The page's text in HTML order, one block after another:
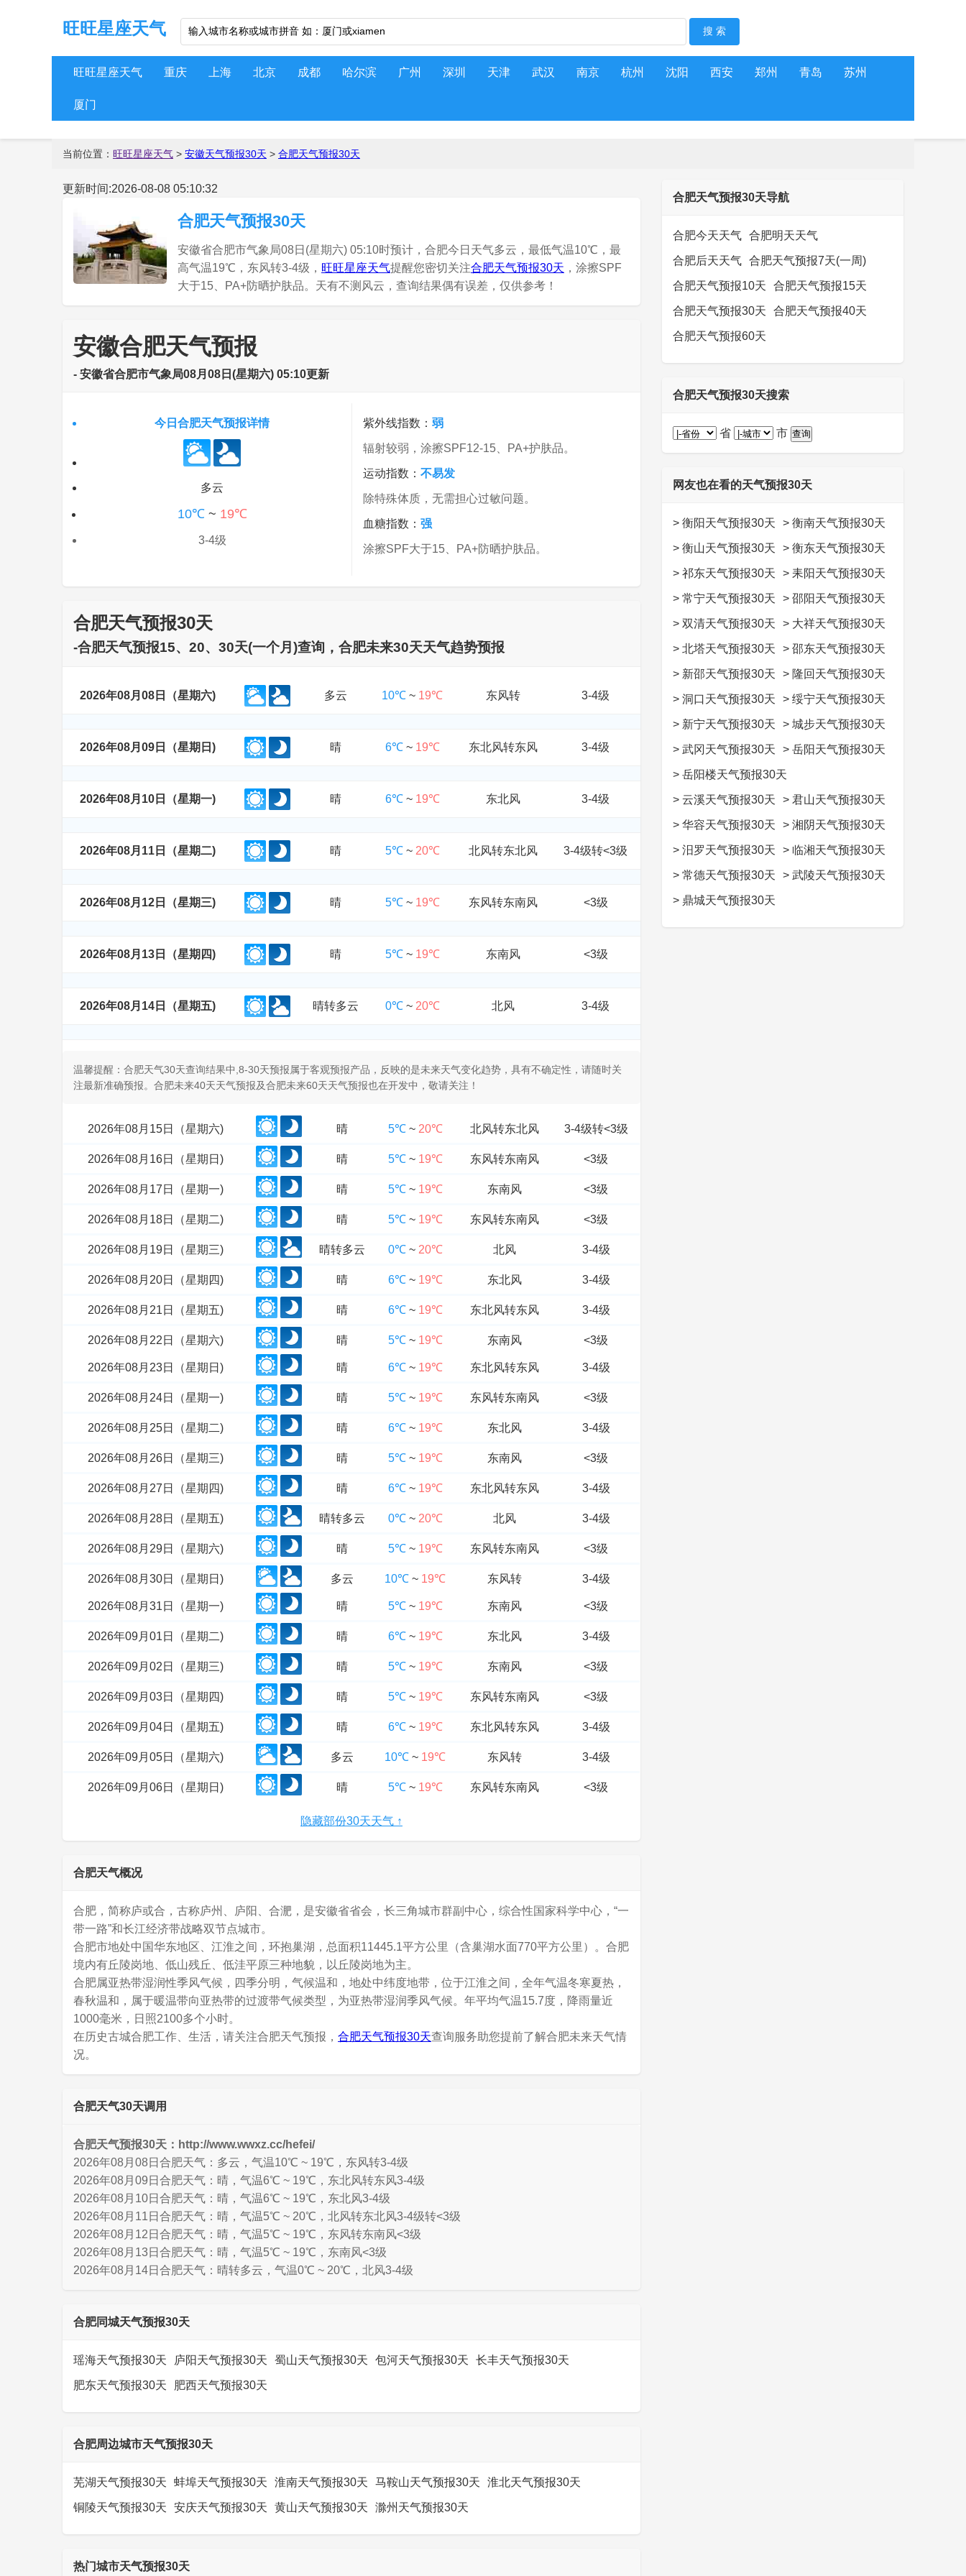
旺旺星座天气
旺旺星座天气 重庆 上海 北京 成都 哈尔滨 广州 深圳 天津 武汉 南京 杭州 沈阳 西安 郑州 青岛 苏州
厦门
当前位置： 旺旺星座天气 > 安徽天气预报30天 > 合肥天气预报30天
更新时间:2026-08-08 05:10:32
合肥天气预报30天
安徽省合肥市气象局08日(星期六) 05:10时预计，合肥今日天气多云，最低气温10℃，最
高气温19℃，东风转3-4级， 旺旺星座天气提醒您密切关注合肥天气预报30天 ，涂擦SPF
大于15、PA+防晒护肤品。天有不测风云，查询结果偶有误差，仅供参考！
安徽合肥天气预报
- 安徽省合肥市气象局08月08日(星期六) 05:10更新
今日合肥天气预报详情
多云
10℃~ 19℃
3-4级
紫外线指数： 弱
辐射较弱，涂擦SPF12-15、PA+护肤品。
运动指数： 不易发
除特殊体质，无需担心过敏问题。
血糖指数： 强
涂擦SPF大于15、PA+防晒护肤品。
合肥天气预报30天
-合肥天气预报15、20、30天(一个月)查询，合肥未来30天天气趋势预报
2026年08月08日（星期六) 多云 10℃ ~ 19℃ 东风转 3-4级
2026年08月09日（星期日) 晴 6℃~ 19℃ 东北风转东风 3-4级
2026年08月10日（星期一) 晴 6℃~ 19℃ 东北风 3-4级
2026年08月11日（星期二) 晴 5℃~ 20℃ 北风转东北风 3-4级转<3级
2026年08月12日（星期三) 晴 5℃~ 19℃ 东风转东南风 <3级
2026年08月13日（星期四) 晴 5℃~ 19℃ 东南风 <3级
2026年08月14日（星期五) 晴转多云 0℃~ 20℃ 北风 3-4级
温馨提醒：合肥天气30天查询结果中,8-30天预报属于客观预报产品，反映的是未来天气变化趋势，具有不确定性，请随时关
注最新准确预报。合肥未来40天天气预报及合肥未来60天天气预报也在开发中，敬请关注！
2026年08月15日（星期六) 晴 5℃~ 20℃ 北风转东北风 3-4级转<3级
2026年08月16日（星期日) 晴 5℃~ 19℃ 东风转东南风 <3级
2026年08月17日（星期一) 晴 5℃~ 19℃ 东南风 <3级
2026年08月18日（星期二) 晴 5℃~ 19℃ 东风转东南风 <3级
2026年08月19日（星期三) 晴转多云 0℃~ 20℃ 北风 3-4级
2026年08月20日（星期四) 晴 6℃~ 19℃ 东北风 3-4级
2026年08月21日（星期五) 晴 6℃~ 19℃ 东北风转东风 3-4级
2026年08月22日（星期六) 晴 5℃~ 19℃ 东南风 <3级
2026年08月23日（星期日) 晴 6℃~ 19℃ 东北风转东风 3-4级
2026年08月24日（星期一) 晴 5℃~ 19℃ 东风转东南风 <3级
2026年08月25日（星期二) 晴 6℃~ 19℃ 东北风 3-4级
2026年08月26日（星期三) 晴 5℃~ 19℃ 东南风 <3级
2026年08月27日（星期四) 晴 6℃~ 19℃ 东北风转东风 3-4级
2026年08月28日（星期五) 晴转多云 0℃~ 20℃ 北风 3-4级
2026年08月29日（星期六) 晴 5℃~ 19℃ 东风转东南风 <3级
2026年08月30日（星期日) 多云 10℃ ~ 19℃ 东风转 3-4级
2026年08月31日（星期一) 晴 5℃~ 19℃ 东南风 <3级
2026年09月01日（星期二) 晴 6℃~ 19℃ 东北风 3-4级
2026年09月02日（星期三) 晴 5℃~ 19℃ 东南风 <3级
2026年09月03日（星期四) 晴 5℃~ 19℃ 东风转东南风 <3级
2026年09月04日（星期五) 晴 6℃~ 19℃ 东北风转东风 3-4级
2026年09月05日（星期六) 多云 10℃ ~ 19℃ 东风转 3-4级
2026年09月06日（星期日) 晴 5℃~ 19℃ 东风转东南风 <3级
隐藏部份30天天气 ↑
合肥天气概况
合肥，简称庐或合，古称庐州、庐阳、合淝，是安徽省省会，长三角城市群副中心，综合性国家科学中心，“一
带一路”和长江经济带战略双节点城市。
合肥市地处中国华东地区、江淮之间，环抱巢湖，总面积11445.1平方公里（含巢湖水面770平方公里）。合肥
境内有丘陵岗地、低山残丘、低洼平原三种地貌，以丘陵岗地为主。
合肥属亚热带湿润性季风气候，四季分明，气候温和，地处中纬度地带，位于江淮之间，全年气温冬寒夏热，
春秋温和，属于暖温带向亚热带的过渡带气候类型，为亚热带湿润季风气候。年平均气温15.7度，降雨量近
1000毫米，日照2100多个小时。
在历史古城合肥工作、生活，请关注合肥天气预报， 合肥天气预报30天查询服务助您提前了解合肥未来天气情
况。
合肥天气30天调用
合肥天气预报30天：http://www.wwxz.cc/hefei/
2026年08月08日合肥天气：多云，气温10℃ ~ 19℃，东风转3-4级
2026年08月09日合肥天气：晴，气温6℃ ~ 19℃，东北风转东风3-4级
2026年08月10日合肥天气：晴，气温6℃ ~ 19℃，东北风3-4级
2026年08月11日合肥天气：晴，气温5℃ ~ 20℃，北风转东北风3-4级转<3级
2026年08月12日合肥天气：晴，气温5℃ ~ 19℃，东风转东南风<3级
2026年08月13日合肥天气：晴，气温5℃ ~ 19℃，东南风<3级
2026年08月14日合肥天气：晴转多云，气温0℃ ~ 20℃，北风3-4级
合肥同城天气预报30天
瑶海天气预报30天 庐阳天气预报30天 蜀山天气预报30天 包河天气预报30天 长丰天气预报30天
肥东天气预报30天 肥西天气预报30天
合肥周边城市天气预报30天
芜湖天气预报30天 蚌埠天气预报30天 淮南天气预报30天 马鞍山天气预报30天 淮北天气预报30天
铜陵天气预报30天 安庆天气预报30天 黄山天气预报30天 滁州天气预报30天
热门城市天气预报30天
合肥天气预报30天导航
合肥今天天气 合肥明天天气
合肥后天天气 合肥天气预报7天(一周)
合肥天气预报10天 合肥天气预报15天
合肥天气预报30天 合肥天气预报40天
合肥天气预报60天
合肥天气预报30天搜索
省 市
网友也在看的天气预报30天
> 衡阳天气预报30天 > 衡南天气预报30天
> 衡山天气预报30天 > 衡东天气预报30天
> 祁东天气预报30天 > 耒阳天气预报30天
> 常宁天气预报30天 > 邵阳天气预报30天
> 双清天气预报30天 > 大祥天气预报30天
> 北塔天气预报30天 > 邵东天气预报30天
> 新邵天气预报30天 > 隆回天气预报30天
> 洞口天气预报30天 > 绥宁天气预报30天
> 新宁天气预报30天 > 城步天气预报30天
> 武冈天气预报30天 > 岳阳天气预报30天
> 岳阳楼天气预报30天
> 云溪天气预报30天 > 君山天气预报30天
> 华容天气预报30天 > 湘阴天气预报30天
> 汨罗天气预报30天 > 临湘天气预报30天
> 常德天气预报30天 > 武陵天气预报30天
> 鼎城天气预报30天